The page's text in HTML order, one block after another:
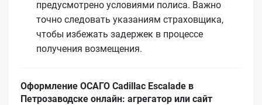
предусмотрено условиями полиса. Важно
точно следовать указаниям страховщика,
чтобы избежать задержек в процессе
получения возмещения.
Оформление ОСАГО Cadillac Escalade в
Петрозаводске онлайн: агрегатор или сайт